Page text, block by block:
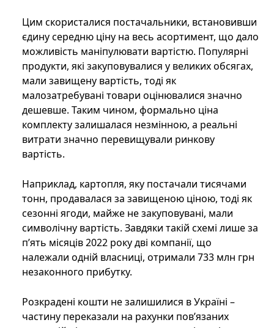
Цим скористалися постачальники, встановивши
єдину середню ціну на весь асортимент, що дало
можливість маніпулювати вартістю. Популярні
продукти, які закуповувалися у великих обсягах,
мали завищену вартість, тоді як
малозатребувані товари оцінювалися значно
дешевше. Таким чином, формально ціна
комплекту залишалася незмінною, а реальні
витрати значно перевищували ринкову
вартість.
Наприклад, картопля, яку постачали тисячами
тонн, продавалася за завищеною ціною, тоді як
сезонні ягоди, майже не закуповувані, мали
символічну вартість. Завдяки такій схемі лише за
п’ять місяців 2022 року дві компанії, що
належали одній власниці, отримали 733 млн грн
незаконного прибутку.
Розкрадені кошти не залишилися в Україні –
частину переказали на рахунки пов’язаних